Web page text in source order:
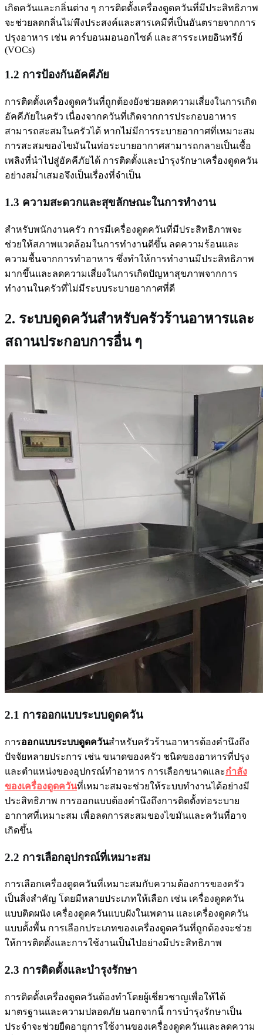
เกิดควันและกลิ่นต่าง ๆ การติดตั้งเครื่องดูดควันที่มีประสิทธิภาพ
จะช่วยลดกลิ่นไม่พึงประสงค์และสารเคมีที่เป็นอันตรายจากการ
ปรุงอาหาร เช่น คาร์บอนมอนอกไซด์ และสารระเหยอินทรีย์
(VOCs)
1.2 การป้องกันอัคคีภัย
การติดตั้งเครื่องดูดควันที่ถูกต้องยังช่วยลดความเสี่ยงในการเกิด
อัคคีภัยในครัว เนื่องจากควันที่เกิดจากการประกอบอาหาร
สามารถสะสมในครัวได้ หากไม่มีการระบายอากาศที่เหมาะสม
การสะสมของไขมันในท่อระบายอากาศสามารถกลายเป็นเชื้อ
เพลิงที่นำไปสู่อัคคีภัยได้ การติดตั้งและบำรุงรักษาเครื่องดูดควัน
อย่างสม่ำเสมอจึงเป็นเรื่องที่จำเป็น
1.3 ความสะดวกและสุขลักษณะในการทำงาน
สำหรับพนักงานครัว การมีเครื่องดูดควันที่มีประสิทธิภาพจะ
ช่วยให้สภาพแวดล้อมในการทำงานดีขึ้น ลดความร้อนและ
ความชื้นจากการทำอาหาร ซึ่งทำให้การทำงานมีประสิทธิภาพ
มากขึ้นและลดความเสี่ยงในการเกิดปัญหาสุขภาพจากการ
ทำงานในครัวที่ไม่มีระบบระบายอากาศที่ดี
2. ระบบดูดควันสำหรับครัวร้านอาหารและ
สถานประกอบการอื่น ๆ
2.1 การออกแบบระบบดูดควัน
การออกแบบระบบดูดควันสำหรับครัวร้านอาหารต้องคำนึงถึง
ปัจจัยหลายประการ เช่น ขนาดของครัว ชนิดของอาหารที่ปรุง
และตำแหน่งของอุปกรณ์ทำอาหาร การเลือกขนาดและกำลัง
ของเครื่องดูดควันที่เหมาะสมจะช่วยให้ระบบทำงานได้อย่างมี
ประสิทธิภาพ การออกแบบต้องคำนึงถึงการติดตั้งท่อระบาย
อากาศที่เหมาะสม เพื่อลดการสะสมของไขมันและควันที่อาจ
เกิดขึ้น
2.2 การเลือกอุปกรณ์ที่เหมาะสม
การเลือกเครื่องดูดควันที่เหมาะสมกับความต้องการของครัว
เป็นสิ่งสำคัญ โดยมีหลายประเภทให้เลือก เช่น เครื่องดูดควัน
แบบติดผนัง เครื่องดูดควันแบบฝังในเพดาน และเครื่องดูดควัน
แบบตั้งพื้น การเลือกประเภทของเครื่องดูดควันที่ถูกต้องจะช่วย
ให้การติดตั้งและการใช้งานเป็นไปอย่างมีประสิทธิภาพ
2.3 การติดตั้งและบำรุงรักษา
การติดตั้งเครื่องดูดควันต้องทำโดยผู้เชี่ยวชาญเพื่อให้ได้
มาตรฐานและความปลอดภัย นอกจากนี้ การบำรุงรักษาเป็น
ประจำจะช่วยยืดอายุการใช้งานของเครื่องดูดควันและลดความ